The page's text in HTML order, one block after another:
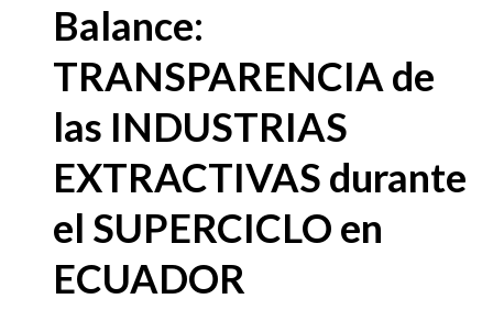
Balance:
TRANSPARENCIA de
las INDUSTRIAS
EXTRACTIVAS durante
el SUPERCICLO en
ECUADOR